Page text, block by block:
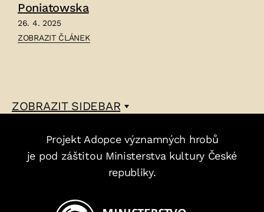
Poniatowska
26. 4. 2025
ČLÁNEK:
ZOBRAZIT ČLÁNEK
ZOBRAZITSIDEBAR
Projekt Adopce významných hrobů
je pod záštitou Ministerstva kultury České
republiky.